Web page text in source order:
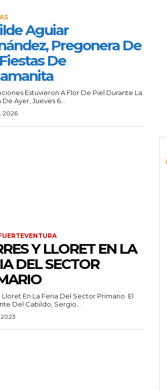
Aguiar
Pregonera De
De
Estuvieron A Flor De Piel Durante La
Ayer, Jueves 6...
2026
Y LLORET EN LA
DEL SECTOR
Lloret En La Feria Del Sector Primario. El
Del Cabildo, Sergio...
2023